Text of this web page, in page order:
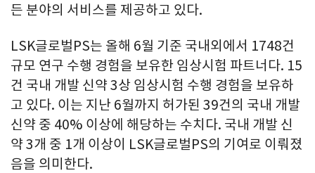
든 분야의 서비스를 제공하고 있다.
LSK글로벌PS는 올해 6월 기준 국내외에서 1748건
규모 연구 수행 경험을 보유한 임상시험 파트너다. 15
건 국내 개발 신약 3상 임상시험 수행 경험을 보유하
고 있다. 이는 지난 6월까지 허가된 39건의 국내 개발
신약 중 40% 이상에 해당하는 수치다. 국내 개발 신
약 3개 중 1개 이상이 LSK글로벌PS의 기여로 이뤄졌
음을 의미한다.